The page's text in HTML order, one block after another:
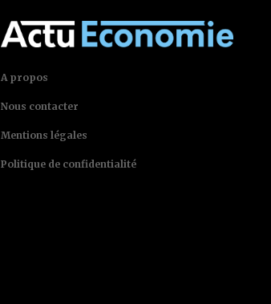
A propos
Nous contacter
Mentions légales
Politique de confidentialité